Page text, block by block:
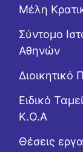
Μέλη
Σύντομο
Αθηνών
Διοικητικό
Ειδικό
Κ.Ο.Α
Θέσεις